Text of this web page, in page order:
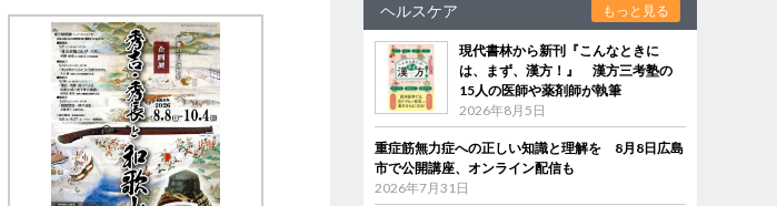
ヘルスケア もっと見る
現代書林から新刊『こんなときに
は、まず、漢方！』 漢方三考塾の
15人の医師や薬剤師が執筆
2026年8月5日
重症筋無力症への正しい知識と理解を 8月8日広島
市で公開講座、オンライン配信も
2026年7月31日